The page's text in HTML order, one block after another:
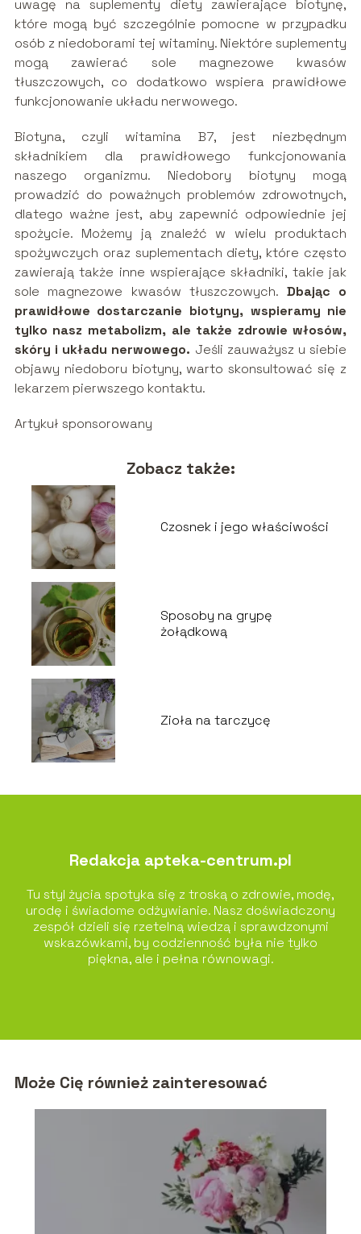
uwagę na suplementy diety zawierające biotynę,
które mogą być szczególnie pomocne w przypadku
osób z niedoborami tej witaminy. Niektóre suplementy
mogą zawierać sole magnezowe kwasów
tłuszczowych, co dodatkowo wspiera prawidłowe
funkcjonowanie układu nerwowego.
Biotyna, czyli witamina B7, jest niezbędnym
składnikiem dla prawidłowego funkcjonowania
naszego organizmu. Niedobory biotyny mogą
prowadzić do poważnych problemów zdrowotnych,
dlatego ważne jest, aby zapewnić odpowiednie jej
spożycie. Możemy ją znaleźć w wielu produktach
spożywczych oraz suplementach diety, które często
zawierają także inne wspierające składniki, takie jak
sole magnezowe kwasów tłuszczowych. Dbając o
prawidłowe dostarczanie biotyny, wspieramy nie
tylko nasz metabolizm, ale także zdrowie włosów,
skóry i układu nerwowego. Jeśli zauważysz u siebie
objawy niedoboru biotyny, warto skonsultować się z
lekarzem pierwszego kontaktu.
Artykuł sponsorowany
Zobacz także:
Czosnek i jego właściwości
Sposoby na grypę
żołądkową
Zioła na tarczycę
Redakcja apteka-centrum.pl
Tu styl życia spotyka się z troską o zdrowie, modę,
urodę i świadome odżywianie. Nasz doświadczony
zespół dzieli się rzetelną wiedzą i sprawdzonymi
wskazówkami, by codzienność była nie tylko
piękna, ale i pełna równowagi.
Może Cię również zainteresować